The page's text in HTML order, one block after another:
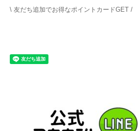
\ 友だち追加でお得なポイントカードGET /